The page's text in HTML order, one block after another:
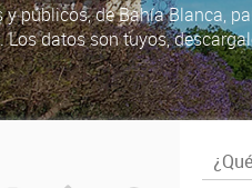
públicos, de Bahía Blanca,
Los datos son tuyos,